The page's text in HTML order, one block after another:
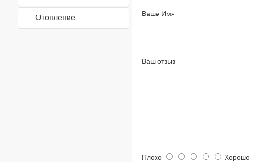
Отопление Ваше Имя
Ваш отзыв
Плохо Хорошо